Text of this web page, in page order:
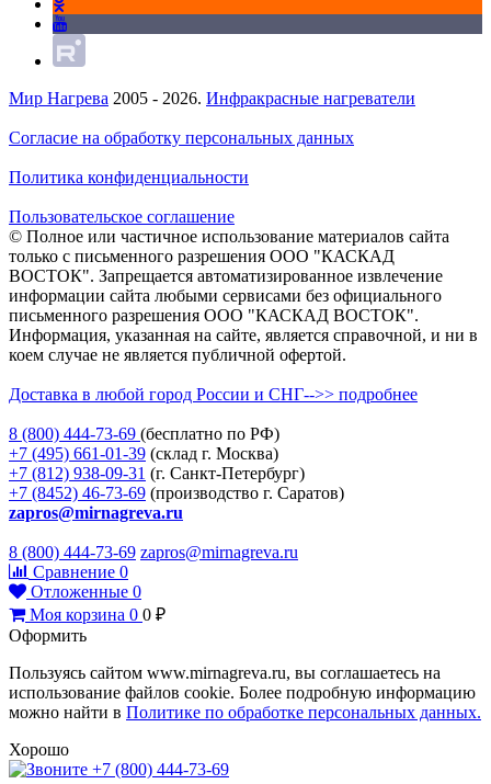
Мир Нагрева 2005 - 2026. Инфракрасные нагреватели
Согласие на обработку персональных данных
Политика конфиденциальности
Пользовательское соглашение
© Полное или частичное использование материалов сайта
только с письменного разрешения ООО "КАСКАД
ВОСТОК". Запрещается автоматизированное извлечение
информации сайта любыми сервисами без официального
письменного разрешения ООО "КАСКАД ВОСТОК".
Информация, указанная на сайте, является справочной, и ни в
коем случае не является публичной офертой.
Доставка в любой город России и СНГ-->> подробнее
8 (800) 444-73-69 (бесплатно по РФ)
+7 (495) 661-01-39 (склад г. Москва)
+7 (812) 938-09-31 (г. Санкт-Петербург)
+7 (8452) 46-73-69 (производство г. Саратов)
zapros@mirnagreva.ru
8 (800) 444-73-69 zapros@mirnagreva.ru
Сравнение 0
Отложенные 0
Моя корзина 0 0 ₽
Оформить
Пользуясь сайтом www.mirnagreva.ru, вы соглашаетесь на
использование файлов cookie. Более подробную информацию
можно найти в Политике по обработке персональных данных.
Хорошо